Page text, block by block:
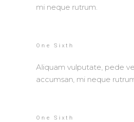
mi neque rutrum.
One Sixth
Aliquam vulputate, pede
accumsan, mi neque
One Sixth